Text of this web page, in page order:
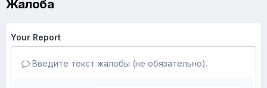
Жалоба
Your Report
Введите текст жалобы (не обязательно).